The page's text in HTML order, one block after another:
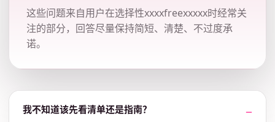
这些问题来自用户在选择性xxxxfreexxxxx时经常关
注的部分，回答尽量保持简短、清楚、不过度承
诺。
我不知道该先看清单还是指南？